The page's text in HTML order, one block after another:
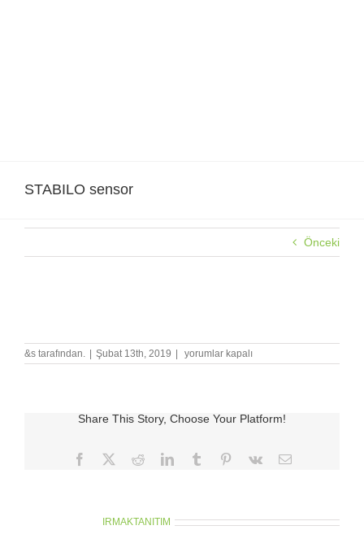
STABILO sensor
Önceki
&s tarafından. Şubat 13th, 2019
STABILO
sensor
yorumlar kapalı
Share This Story, Choose Your Platform!
Facebook RedditLinkedInTumblr Pinterest
Vk
E-
IRMAKTANITIM